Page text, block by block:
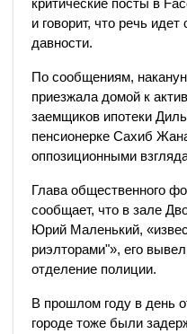
критические посты в
и говорит, что речь
давности.
По сообщениям,
приезжала домой к
заемщиков ипотеки
пенсионерке Сахиб
оппозиционными
Глава общественного
сообщает, что в зале
Юрий Маленький,
риэлторами"», его
отделение полиции.
В прошлом году в день
городе тоже были